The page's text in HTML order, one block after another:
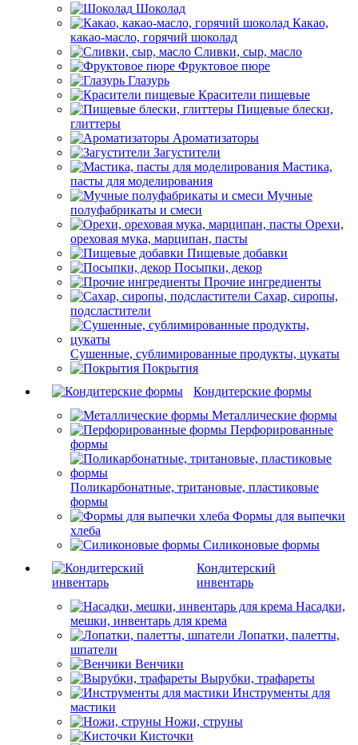
Шоколад
Какао,
какао-масло, горячий шоколад
Сливки, сыр, масло
Фруктовое пюре
Глазурь
Красители пищевые
Пищевые блески,
глиттеры
Ароматизаторы
Загустители
Мастика,
пасты для моделирования
Мучные
полуфабрикаты и смеси
Орехи,
ореховая мука, марципан, пасты
Пищевые добавки
Посыпки, декор
Прочие ингредиенты
Сахар, сиропы,
подсластители
Сушенные, сублимированные продукты, цукаты
Покрытия
Кондитерские формы
Металлические формы
Перфорированные
формы
Поликарбонатные, тритановые, пластиковые
формы
Формы для выпечки
хлеба
Силиконовые формы
Кондитерский
инвентарь
Насадки,
мешки, инвентарь для крема
Лопатки, палетты,
шпатели
Венчики
Вырубки, трафареты
Инструменты для
мастики
Ножи, струны
Кисточки